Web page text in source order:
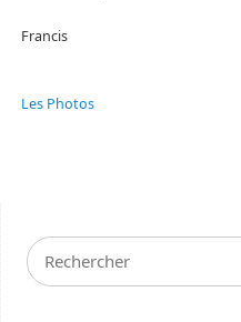
Francis
Les Photos